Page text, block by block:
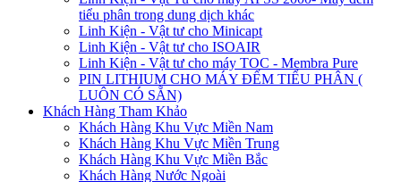
tiểu phân trong dung dịch khác
Linh Kiện - Vật tư cho Minicapt
Linh Kiện - Vật tư cho ISOAIR
Linh Kiện - Vật tư cho máy TOC - Membra Pure
PIN LITHIUM CHO MÁY ĐẾM TIỂU PHÂN (
LUÔN CÓ SẴN)
Khách Hàng Tham Khảo
Khách Hàng Khu Vực Miền Nam
Khách Hàng Khu Vực Miền Trung
Khách Hàng Khu Vực Miền Bắc
Khách Hàng Nước Ngoài